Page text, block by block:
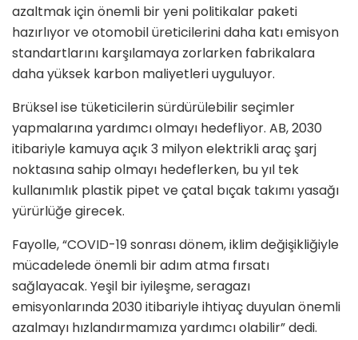
azaltmak için önemli bir yeni politikalar paketi
hazırlıyor ve otomobil üreticilerini daha katı emisyon
standartlarını karşılamaya zorlarken fabrikalara
daha yüksek karbon maliyetleri uyguluyor.
Brüksel ise tüketicilerin sürdürülebilir seçimler
yapmalarına yardımcı olmayı hedefliyor. AB, 2030
itibariyle kamuya açık 3 milyon elektrikli araç şarj
noktasına sahip olmayı hedeflerken, bu yıl tek
kullanımlık plastik pipet ve çatal bıçak takımı yasağı
yürürlüğe girecek.
Fayolle, “COVID-19 sonrası dönem, iklim değişikliğiyle
mücadelede önemli bir adım atma fırsatı
sağlayacak. Yeşil bir iyileşme, seragazı
emisyonlarında 2030 itibariyle ihtiyaç duyulan önemli
azalmayı hızlandırmamıza yardımcı olabilir” dedi.